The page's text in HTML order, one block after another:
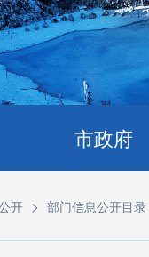
市政府
开 > 部门信息公开目录